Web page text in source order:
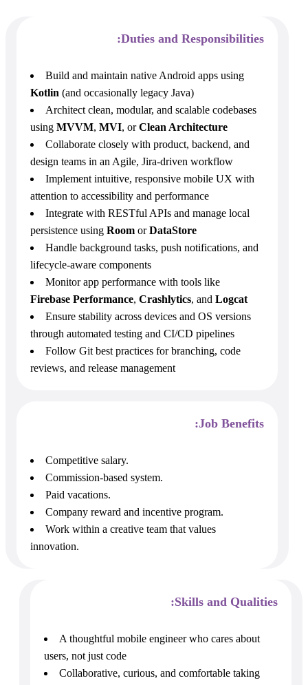
Duties and Responsibilities:
Build and maintain native Android apps using
Kotlin (and occasionally legacy Java)
Architect clean, modular, and scalable codebases
using MVVM, MVI, orClean Architecture
Collaborate closely with product, backend, and
design teams in an Agile, Jira-driven workflow
Implement intuitive, responsive mobile UX with
attention to accessibility and performance
Integrate with RESTful APIs and manage local
persistence using Room orDataStore
Handle background tasks, push notifications, and
lifecycle-aware components
Monitor app performance with tools like
Firebase Performance, Crashlytics, and Logcat
Ensure stability across devices and OS versions
through automated testing and CI/CD pipelines
Follow Git best practices for branching, code
reviews, and release management
Job Benefits:
Competitive salary.
Commission-based system.
Paid vacations.
Company reward and incentive program.
Work within a creative team that values
innovation.
Skills and Qualities:
A thoughtful mobile engineer who cares about
users, not just code
Collaborative, curious, and comfortable taking